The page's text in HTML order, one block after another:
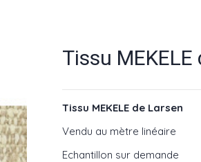
Tissu MEKELE
Tissu MEKELE de Larsen
Vendu au mètre linéaire
Echantillon sur demande